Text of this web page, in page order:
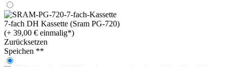
7-fach DH Kassette (Sram PG-720)
(+ 39,00 € einmalig*)
Zurücksetzen
Speichen **